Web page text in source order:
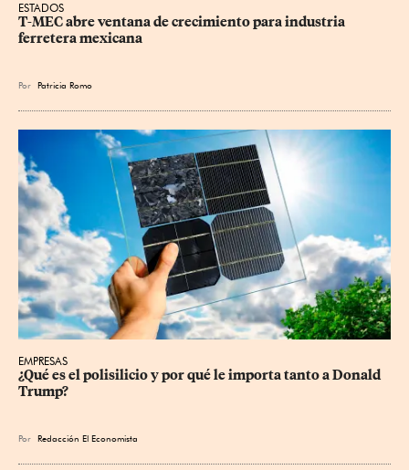
ESTADOS
T-MEC abre ventana de crecimiento para industria
ferretera mexicana
Por Patricia Romo
EMPRESAS
¿Qué es el polisilicio y por qué le importa tanto a Donald
Trump?
Por Redacción El Economista